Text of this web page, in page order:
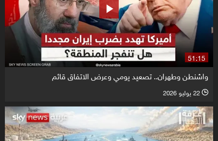
51:15
واشنطن وطهران.. تصعيد يومي وعرض الاتفاق قائم
l 22 يوليو 2026